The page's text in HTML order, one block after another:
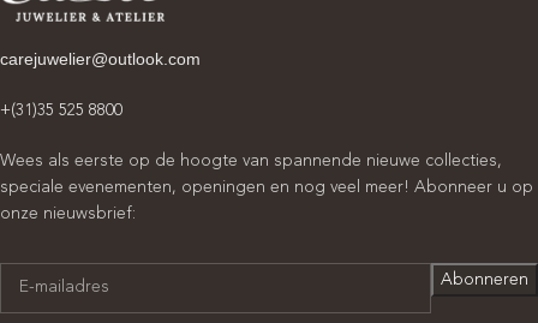
carejuwelier@outlook.com
+(31)35 525 8800
Wees als eerste op de hoogte van spannende nieuwe collecties,
speciale evenementen, openingen en nog veel meer! Abonneer u op
onze nieuwsbrief: